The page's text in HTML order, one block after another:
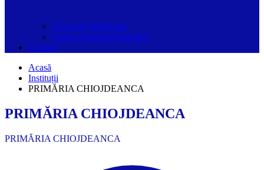
Grupurile Whatsapp
Spațiul Ghidul Primăriilor
Contact
Acasă
Instituții
PRIMĂRIA CHIOJDEANCA
PRIMĂRIA CHIOJDEANCA
PRIMĂRIA CHIOJDEANCA